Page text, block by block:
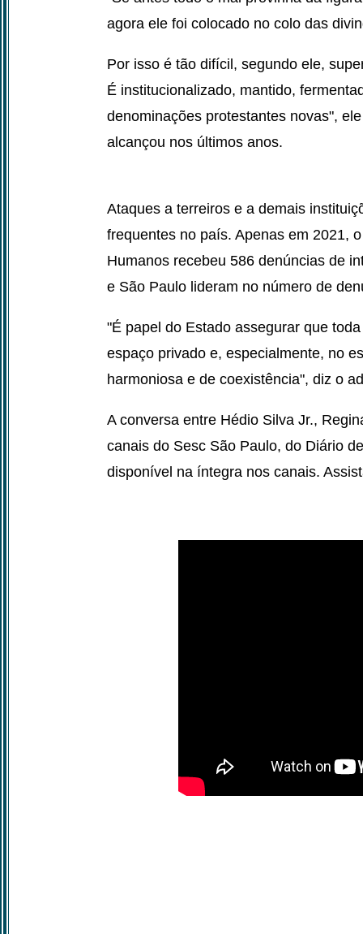
agora ele foi colocado no colo das
Por isso é tão difícil, segundo ele,
É institucionalizado, mantido,
denominações protestantes novas",
alcançou nos últimos anos.
Ataques a terreiros e a demais
frequentes no país. Apenas em 2021,
Humanos recebeu 586 denúncias de
e São Paulo lideram no número de
"É papel do Estado assegurar que
espaço privado e, especialmente, no
harmoniosa e de coexistência", diz o
A conversa entre Hédio Silva Jr.,
canais do Sesc São Paulo, do Diário
disponível na íntegra nos canais.